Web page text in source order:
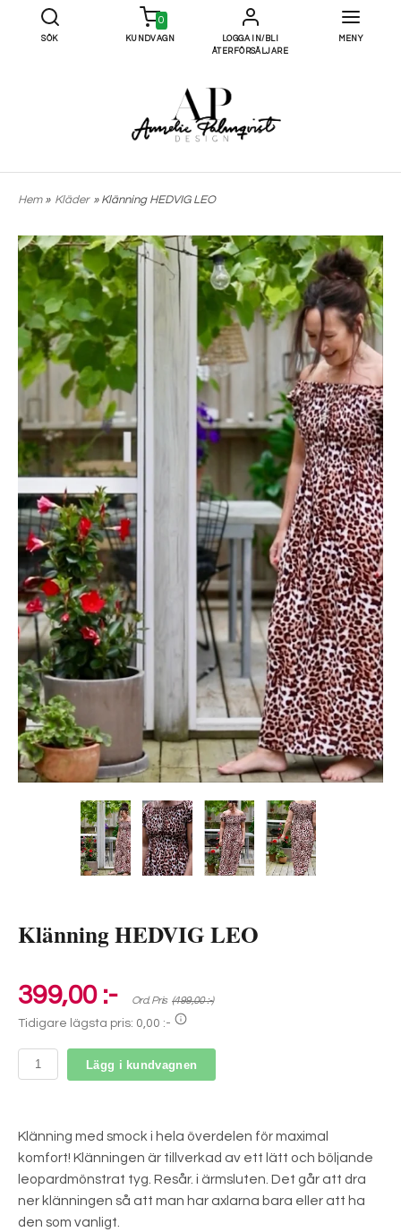
SÖK
0
KUNDVAGN
LOGGA IN/BLI
ÅTERFÖRSÄLJARE
MENY
Hem» Kläder » Klänning HEDVIG LEO
Klänning HEDVIG LEO
399,00 :- Ord. Pris (499,00 :-)
Tidigare lägsta pris: 0,00 :-
Lägg i kundvagnen
Klänning med smock i hela överdelen för maximal
komfort! Klänningen är tillverkad av ett lätt och böljande
leopardmönstrat tyg. Resår. i ärmsluten. Det går att dra
ner klänningen så att man har axlarna bara eller att ha
den som vanligt.